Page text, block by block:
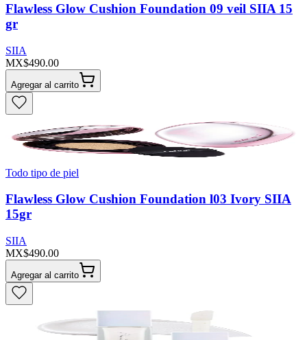
Flawless Glow Cushion Foundation 09 veil SIIA 15
gr
SIIA
MX$490.00
Agregar al carrito
Todo tipo de piel
Flawless Glow Cushion Foundation l03 Ivory SIIA
15gr
SIIA
MX$490.00
Agregar al carrito